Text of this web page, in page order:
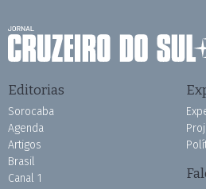
Editorias
Sorocaba
Agenda
Artigos
Brasil
Canal 1